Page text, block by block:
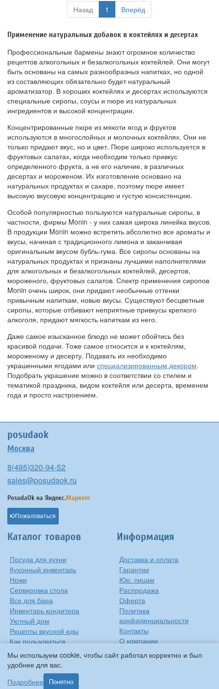
Мы используем cookie, чтобы сайт работал корректно и был
удобнее для вас.
Подробнее
Понятно
Назад 1 Вперёд
Применение натуральных добавок в коктейлях и десертах
Профессиональные бармены знают огромное количество
рецептов алкогольных и безалкогольных коктейлей. Они могут
быть основаны на самых разнообразных напитках, но одной
из составляющих обязательно будет натуральный
ароматизатор. В хороших коктейлях и десертах используются
специальные сиропы, соусы и пюре из натуральных
ингредиентов и высокой концентрации.
Концентрированные пюре из мякоти ягод и фруктов
используются в многослойных и молочных коктейлях. Они не
только придают вкус, но и цвет. Пюре широко используется в
фруктовых салатах, когда необходим только привкус
определенного фрукта, а не его наличие, в различных
десертах и мороженом. Их изготовление основано на
натуральных продуктах и сахаре, поэтому пюре имеет
высокую вкусовую концентрацию и густую консистенцию.
Особой популярностью пользуются натуральные сиропы, в
частности, фирмы Monin - у них самая широка линейка вкусов.
В продукции Monin можно встретить абсолютно все ароматы и
вкусы, начиная с традиционного лимона и заканчивая
оригинальным вкусом бубль-гума. Все сиропы основаны на
натуральных продуктах и признаны лучшими наполнителями
для алкогольных и безалкогольных коктейлей, десертов,
мороженого, фруктовых салатов. Спектр применения сиропов
Monin очень широк, они придают необычные оттенки
привычным напиткам, новые вкусы. Существуют бесцветные
сиропы, которые отбивают неприятные привкусы крепкого
алкоголя, придают мягкость напиткам из него.
Даже самое изысканное блюдо не может обойтись без
красивой подачи. Тоже самое относится и к коктейлям,
мороженому и десерту. Подавать их необходимо
украшенными ягодами или специализированным декором.
Подобрать украшение можно в соответствии со стилем и
тематикой праздника, видом коктейля или десерта, временем
года и просто настроением.
posudaok
Москва
8(495)320-94-52
sales@posudaok.ru
PosudaOk на Яндекс.Маркете
Пожаловаться
Каталог товаров
Посуда для кухни
Кухонный инвентарь
Ножи
Сервировка стола
Все для бара
Инвентарь кондитера
Уютный дом
Рецепты вкусной еды
Как пользоваться
сковородкой
Информация
Доставка и оплата
Гарантии
Юр. лицам
Распродажа
Оферта
Политика
конфиденциальности
Контакты
О компании
Сиропы Monin
Виды барного стекла